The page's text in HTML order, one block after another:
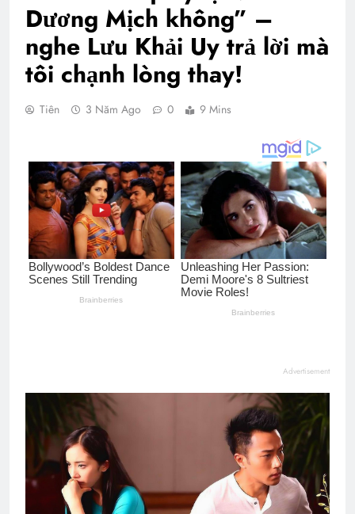
Dương Mịch không” –
nghe Lưu Khải Uy trả lời mà
tôi chạnh lòng thay!
Tiên 3 Năm Ago 0 9 Mins
Advertisement